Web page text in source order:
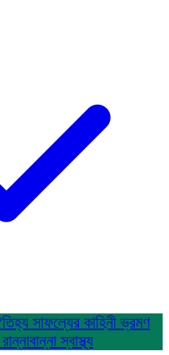
সাফল্যের কাহিনীভ্রমণ
রান্নাবান্নাস্বাস্থ্য